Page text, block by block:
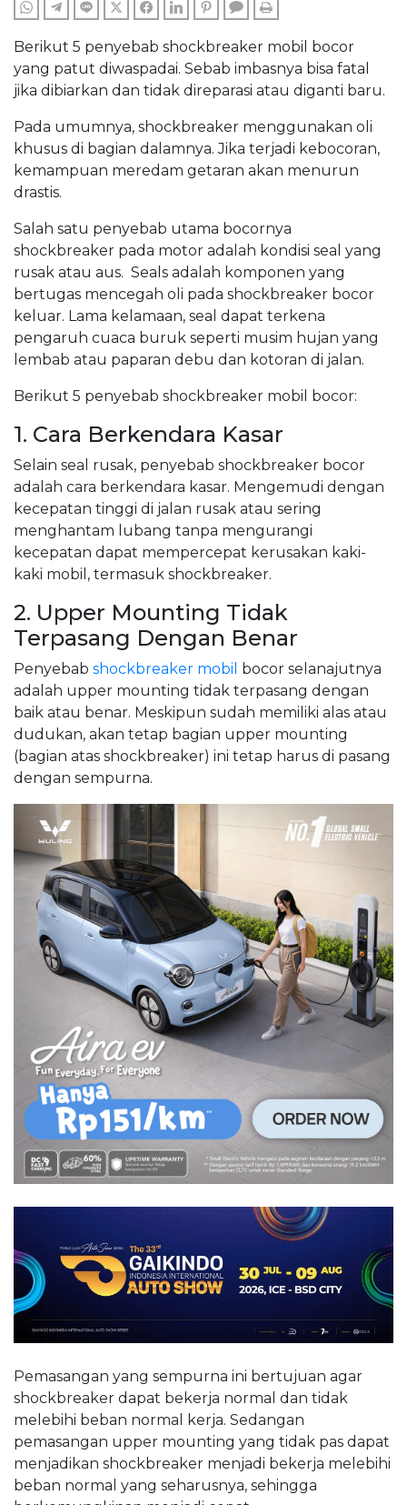
WHATSAPPTELEGRAM
LINE TWITTERFACEBOOKLINKEDINPINTERESTCOMMENTS
Berikut 5 penyebab shockbreaker mobil bocor
yang patut diwaspadai. Sebab imbasnya bisa fatal
jika dibiarkan dan tidak direparasi atau diganti baru.
Pada umumnya, shockbreaker menggunakan oli
khusus di bagian dalamnya. Jika terjadi kebocoran,
kemampuan meredam getaran akan menurun
drastis.
Salah satu penyebab utama bocornya
shockbreaker pada motor adalah kondisi seal yang
rusak atau aus. Seals adalah komponen yang
bertugas mencegah oli pada shockbreaker bocor
keluar. Lama kelamaan, seal dapat terkena
pengaruh cuaca buruk seperti musim hujan yang
lembab atau paparan debu dan kotoran di jalan.
Berikut 5 penyebab shockbreaker mobil bocor:
1. Cara Berkendara Kasar
Selain seal rusak, penyebab shockbreaker bocor
adalah cara berkendara kasar. Mengemudi dengan
kecepatan tinggi di jalan rusak atau sering
menghantam lubang tanpa mengurangi
kecepatan dapat mempercepat kerusakan kaki-
kaki mobil, termasuk shockbreaker.
2. Upper Mounting Tidak
Terpasang Dengan Benar
Penyebab shockbreaker mobil bocor selanajutnya
adalah upper mounting tidak terpasang dengan
baik atau benar. Meskipun sudah memiliki alas atau
dudukan, akan tetap bagian upper mounting
(bagian atas shockbreaker) ini tetap harus di pasang
dengan sempurna.
Pemasangan yang sempurna ini bertujuan agar
shockbreaker dapat bekerja normal dan tidak
melebihi beban normal kerja. Sedangan
pemasangan upper mounting yang tidak pas dapat
menjadikan shockbreaker menjadi bekerja melebihi
beban normal yang seharusnya, sehingga